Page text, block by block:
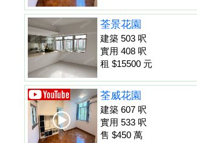
荃景花園
建築 503 呎
實用 408 呎
租 $15500 元
荃威花園
建築 607 呎
實用 533 呎
售 $450 萬